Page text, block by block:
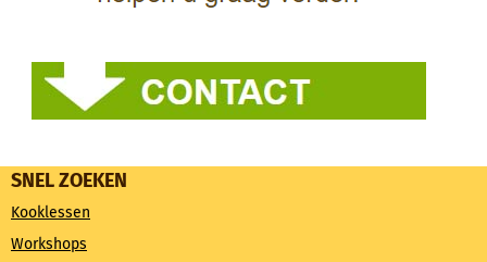
SNEL ZOEKEN
Kooklessen
Workshops